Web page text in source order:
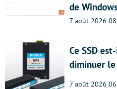
de
7 août 2026
Ce SSD
diminuer le
7 août 2026